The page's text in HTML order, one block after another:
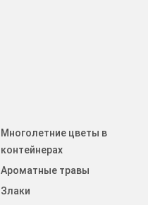
Многолетние цветы в
контейнерах
Ароматные травы
Злаки